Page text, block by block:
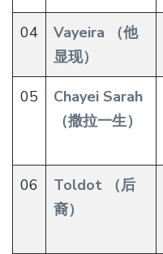
04
Vayeira （他
显现）
05
Chayei Sarah
（撒拉一生）
06
Toldot （后
裔）